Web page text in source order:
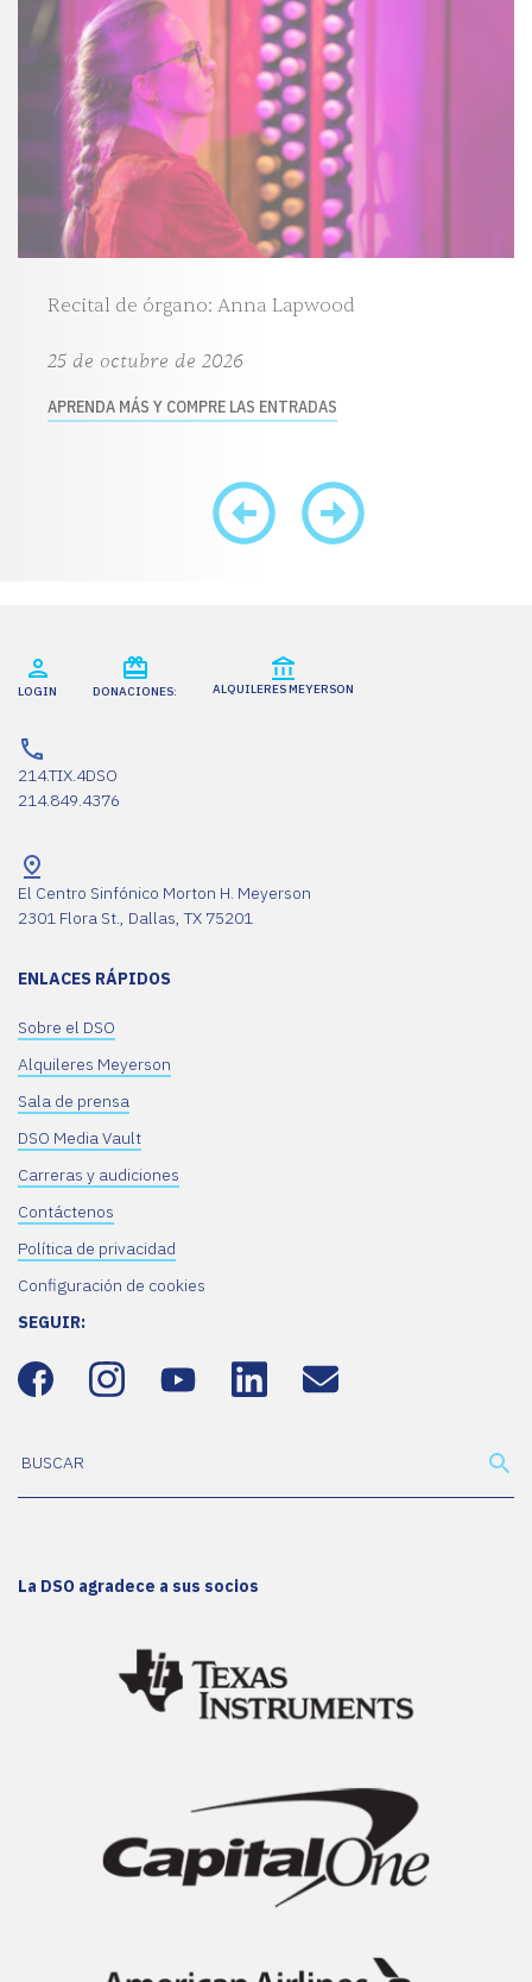
Recital de órgano: Anna Lapwood
25 de octubre de 2026
APRENDA MÁS Y COMPRE LAS ENTRADAS
LOGIN DONACIONES: ALQUILERES MEYERSON
214.TIX.4DSO
214.849.4376
El Centro Sinfónico Morton H. Meyerson
2301 Flora St., Dallas, TX 75201
ENLACES RÁPIDOS
Sobre el DSO
Alquileres Meyerson
Sala de prensa
DSO Media Vault
Carreras y audiciones
Contáctenos
Política de privacidad
Configuración de cookies
SEGUIR:
La DSO agradece a sus socios